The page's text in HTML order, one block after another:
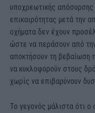
υποχρεωτικής
επικαιρότητας μετά την
οχήματα δεν έχουν
ώστε να περάσουν από
αποκτήσουν τη βεβαίωση
να κυκλοφορούν στους
χωρίς να επιβαρύνουν
Το γεγονός μάλιστα ότι